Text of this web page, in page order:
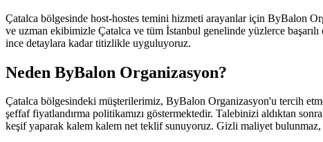
Çatalca bölgesinde host-hostes temini hizmeti arayanlar için ByBalon
ve uzman ekibimizle Çatalca ve tüm İstanbul genelinde yüzlerce
ince detaylara kadar titizlikle uyguluyoruz.
Neden ByBalon Organizasyon?
Çatalca bölgesindeki müşterilerimiz, ByBalon Organizasyon'u tercih
şeffaf fiyatlandırma politikamızı göstermektedir. Talebinizi aldıktan
keşif yaparak kalem kalem net teklif sunuyoruz. Gizli maliyet